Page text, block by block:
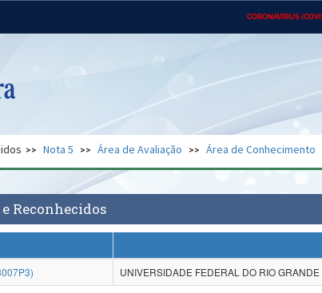
CORONAVÍRUS
Ministério do Desenvolvimento
Regional
Gabinete de Segurança Advocacia-Geral da União
Nota 5 Área de Avaliação Área de Conhecimento
Reconhecidos
UNIVERSIDADE FEDERAL DO RIO